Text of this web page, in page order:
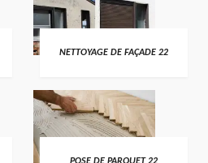
NETTOYAGE DE FAÇADE 22